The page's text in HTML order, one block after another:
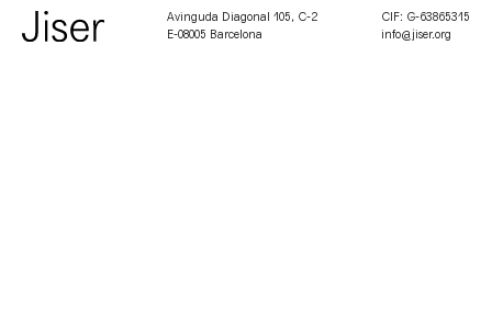
Avinguda Diagonal 105, C-2
E-08005 Barcelona
CIF: G-63865315
info@jiser.org